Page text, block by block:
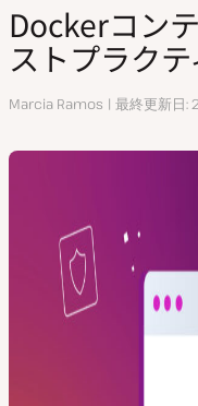
お問い合わせ
Dockerコン
ストプラク
執
Marcia Ramos 最終更新日